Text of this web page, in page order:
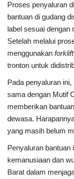
Proses penyaluran
bantuan di gudang
label sesuai dengan
Setelah melalui
menggunakan forklift
tronton untuk
Pada penyaluran
sama dengan Mutif
memberikan
dewasa.
yang masih belum
Penyaluran bantuan
kemanusiaan dan
Barat dalam